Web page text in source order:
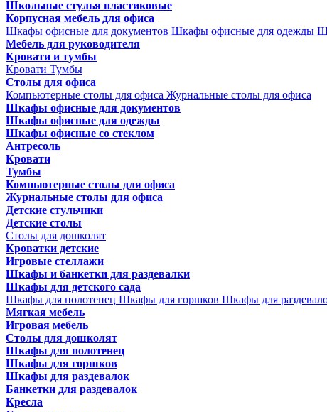
Школьные стулья пластиковые
Корпусная мебель для офиса
Шкафы офисные для документов Шкафы офисные для одежды
Мебель для руководителя
Кровати и тумбы
Кровати Тумбы
Столы для офиса
Компьютерные столы для офиса Журнальные столы для офиса
Шкафы офисные для документов
Шкафы офисные для одежды
Шкафы офисные со стеклом
Антресоль
Кровати
Тумбы
Компьютерные столы для офиса
Журнальные столы для офиса
Детские стульчики
Детские столы
Столы для дошколят
Кроватки детские
Игровые стеллажи
Шкафы и банкетки для раздевалки
Шкафы для детского сада
Шкафы для полотенец Шкафы для горшков Шкафы для
Мягкая мебель
Игровая мебель
Столы для дошколят
Шкафы для полотенец
Шкафы для горшков
Шкафы для раздевалок
Банкетки для раздевалок
Кресла